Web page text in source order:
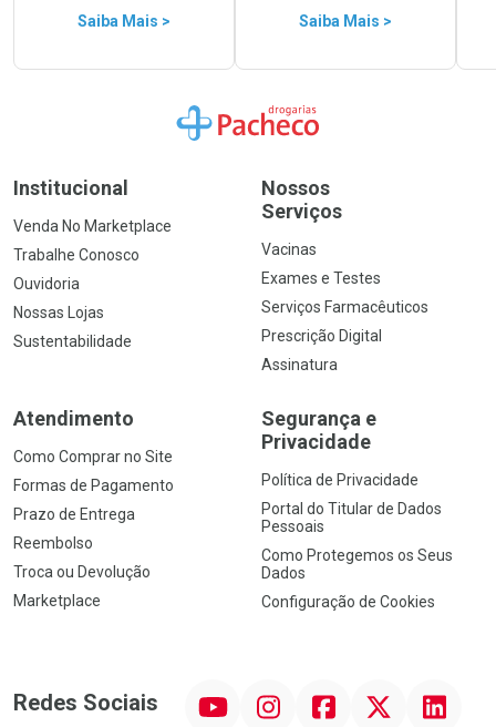
Saiba Mais > Saiba Mais >
Ir para a Home
Institucional
Venda No Marketplace
Trabalhe Conosco
Ouvidoria
Nossas Lojas
Sustentabilidade
Nossos
Serviços
Vacinas
Exames e Testes
Serviços Farmacêuticos
Prescrição Digital
Assinatura
Atendimento
Como Comprar no Site
Formas de Pagamento
Prazo de Entrega
Reembolso
Troca ou Devolução
Marketplace
Segurança e
Privacidade
Política de Privacidade
Portal do Titular de Dados
Pessoais
Como Protegemos os Seus
Dados
Configuração de Cookies
Redes Sociais InstagramFacebookTwitter Linkedin